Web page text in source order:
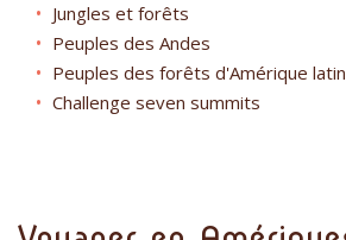
Jungles et forêts
Peuples des Andes
Peuples des forêts d'Amérique
Challenge seven summits